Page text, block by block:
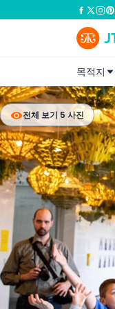
목적지
전체 보기 5 사진